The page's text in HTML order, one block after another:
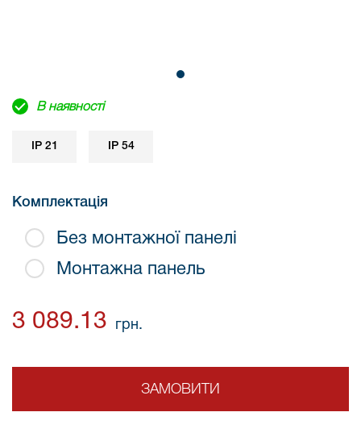
В наявності
IP 21 IP 54
Комплектація
Без монтажної панелі
Монтажна панель
3 089.13 грн.
ЗАМОВИТИ